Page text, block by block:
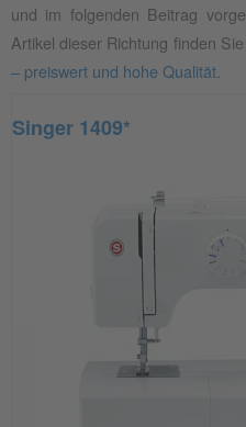
und im folgenden Beitrag
Artikel dieser Richtung finden
– preiswert und hohe Qualität
Singer 1409*